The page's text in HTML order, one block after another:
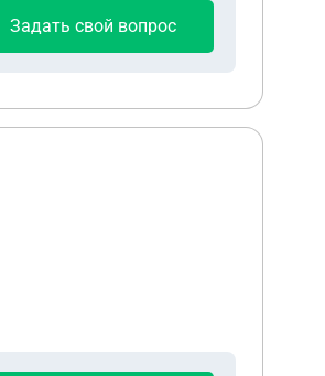
Задать свой вопрос